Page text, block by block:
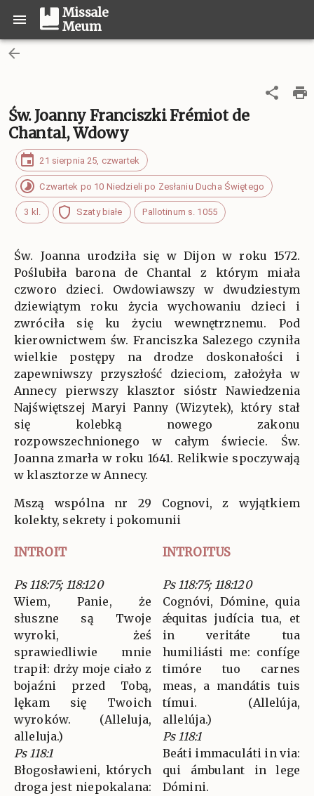
Missale
Meum
Św. Joanny Franciszki Frémiot de
Chantal, Wdowy
21 sierpnia 25, czwartek
Czwartek po 10 Niedzieli po Zesłaniu Ducha Świętego
3 kl. Szaty białe Pallotinum s. 1055
Św. Joanna urodziła się w Dijon w roku 1572.
Poślubiła barona de Chantal z którym miała
czworo dzieci. Owdowiawszy w dwudziestym
dziewiątym roku życia wychowaniu dzieci i
zwróciła się ku życiu wewnętrznemu. Pod
kierownictwem św. Franciszka Salezego czyniła
wielkie postępy na drodze doskonałości i
zapewniwszy przyszłość dzieciom, założyła w
Annecy pierwszy klasztor sióstr Nawiedzenia
Najświętszej Maryi Panny (Wizytek), który stał
się kolebką nowego zakonu
rozpowszechnionego w całym świecie. Św.
Joanna zmarła w roku 1641. Relikwie spoczywają
w klasztorze w Annecy.
Mszą wspólna nr 29 Cognovi, z wyjątkiem
kolekty, sekrety i pokomunii
INTROIT INTROITUS
Ps 118:75; 118:120
Wiem, Panie, że
słuszne są Twoje
wyroki, żeś
sprawiedliwie mnie
trapił: drży moje ciało z
bojaźni przed Tobą,
lękam się Twoich
wyroków. (Alleluja,
alleluja.)
Ps 118:1
Błogosławieni, których
droga jest niepokalana:
Ps 118:75; 118:120
Cognóvi, Dómine, quia
ǽquitas judícia tua, et
in veritáte tua
humiliásti me: confíge
timóre tuo carnes
meas, a mandátis tuis
tímui. (Allelúja,
allelúja.)
Ps 118:1
Beáti immaculáti in via:
qui ámbulant in lege
Dómini.